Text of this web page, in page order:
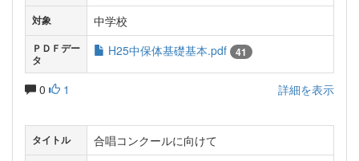
対象 中学校
ＰＤＦデー
タ
H25中保体基礎基本.pdf 41
0 1 詳細を表示
タイトル 合唱コンクールに向けて